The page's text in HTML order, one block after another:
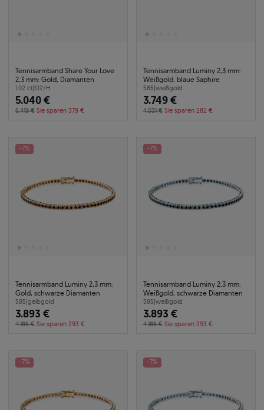
Tennisarmband Share Your Love
2,3 mm: Gold, Diamanten
1.02 ct|SI2/H
5.040 €
5.419 € Sie sparen 379 €
Tennisarmband Luminy 2,3 mm:
Weißgold, blaue Saphire
585|weißgold
3.749 €
4.031 € Sie sparen 282 €
-7%
Tennisarmband Luminy 2,3 mm:
Gold, schwarze Diamanten
585|gelbgold
3.893 €
4.186 € Sie sparen 293 €
-7%
Tennisarmband Luminy 2,3 mm:
Weißgold, schwarze Diamanten
585|weißgold
3.893 €
4.186 € Sie sparen 293 €
-7% -7%